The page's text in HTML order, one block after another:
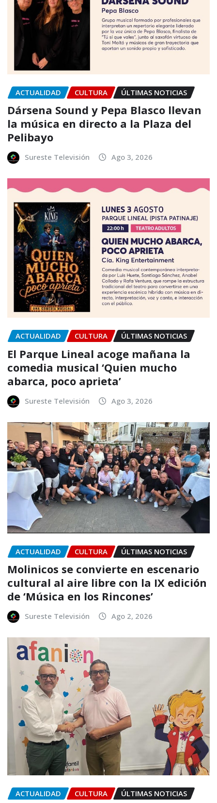
ACTUALIDAD CULTURA ÚLTIMAS NOTICIAS
Dársena Sound y Pepa Blasco llevan
la música en directo a la Plaza del
Pelibayo
Sureste Televisión Ago 3, 2026
ACTUALIDAD CULTURA ÚLTIMAS NOTICIAS
El Parque Lineal acoge mañana la
comedia musical ‘Quien mucho
abarca, poco aprieta’
Sureste Televisión Ago 3, 2026
ACTUALIDAD CULTURA ÚLTIMAS NOTICIAS
Molinicos se convierte en escenario
cultural al aire libre con la IX edición
de ‘Música en los Rincones’
Sureste Televisión Ago 2, 2026
ACTUALIDAD CULTURA ÚLTIMAS NOTICIAS